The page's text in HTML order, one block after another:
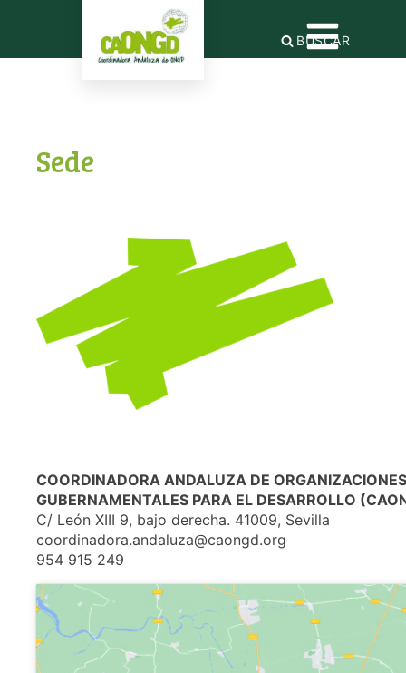
BUSCAR
Sede
COORDINADORA ANDALUZA DE
GUBERNAMENTALES PARA EL DESARROLLO
C/ León XIII 9, bajo derecha. 41009, Sevilla
coordinadora.andaluza@caongd.org
954 915 249